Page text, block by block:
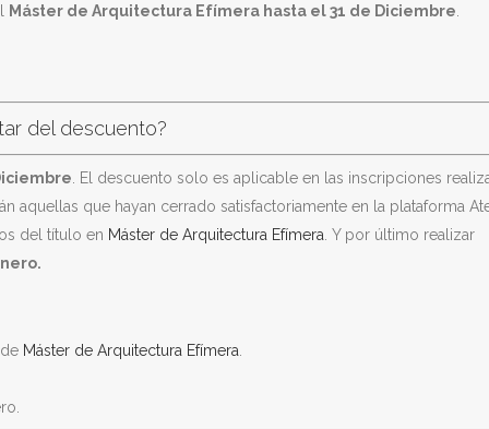
Máster de Arquitectura Efímera hasta el 31 de Diciembre
del descuento?
. El descuento solo es aplicable en las inscripciones
aquellas que hayan cerrado satisfactoriamente en la plataforma
del título en Máster de Arquitectura Efímera . Y por último realizar
Máster de Arquitectura Efímera